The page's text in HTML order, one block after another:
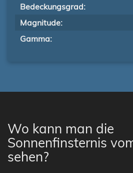
Bedeckungsgrad:
Magnitude:
Gamma:
Wo kann man die
Sonnenfinsternis
sehen?